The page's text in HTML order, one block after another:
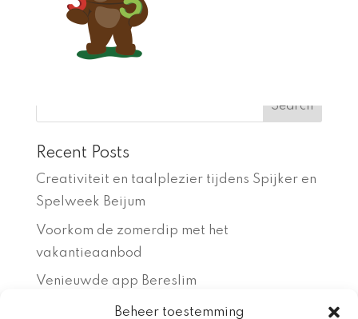
Beheer toestemming
Recent Posts
Creativiteit en taalplezier tijdens Spijker en
Spelweek Beijum
Voorkom de zomerdip met het
vakantieaanbod
Venieuwde app Bereslim
Kleine Aap en de Voorleestrom